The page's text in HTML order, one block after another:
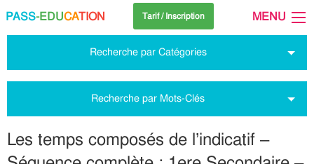
PASS-EDUCATION Tarif / Inscription MENU
Recherche par Catégories
Recherche par Mots-Clés
Les temps composés de l’indicatif –